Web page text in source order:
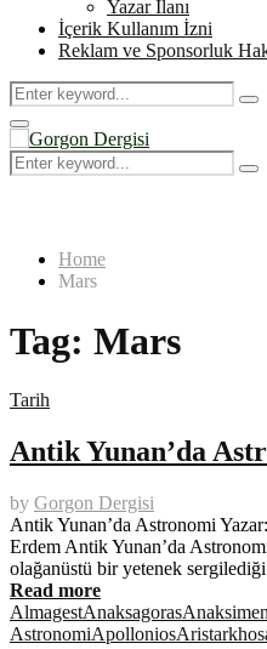
Yazar İlanı
İçerik Kullanım İzni
Reklam ve Sponsorluk
Search
for:
Primary
Menu
Search
for:
Home
Mars
Tag: Mars
Tarih
Antik Yunan’da
by Gorgon Dergisi
Antik Yunan’da Astronomi
Erdem Antik Yunan’da
olağanüstü bir yetenek
Read more
AlmagestAnaksagoras
AstronomiApolloniosAristarkhos